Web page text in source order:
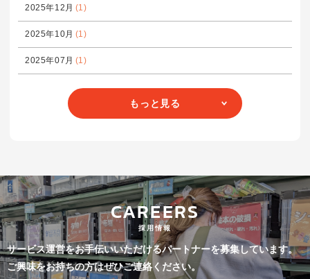
2025年12月 (1)
2025年10月 (1)
2025年07月 (1)
もっと見る
CAREERS
採用情報
サービス運営をお手伝いいただけるパートナーを募集しています。
ご興味をお持ちの方はぜひご連絡ください。